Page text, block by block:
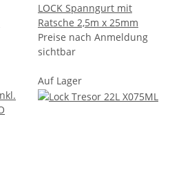
LOCK Spanngurt mit
Ratsche 2,5m x 25mm
Preise nach Anmeldung
sichtbar
Auf Lager